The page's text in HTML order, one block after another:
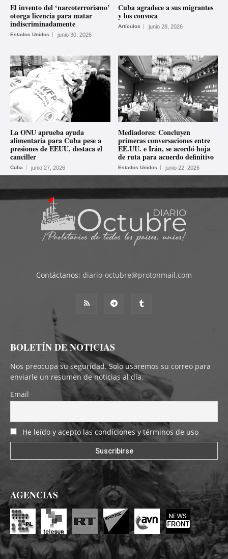
El invento del ‘narcoterrorismo’
otorga licencia para matar
indiscriminadamente
Estados Unidos junio 30, 2026
Cuba agradece a sus migrantes
y los convoca
Artículos junio 28, 2026
La ONU aprueba ayuda
alimentaria para Cuba pese a
presiones de EEUU, destaca el
canciller
Cuba junio 27, 2026
Mediadores: Concluyen
primeras conversaciones entre
EE.UU. e Irán, se acordó hoja
de ruta para acuerdo definitivo
Estados Unidos junio 22, 2026
Contáctanos: diario-octubre@protonmail.com
BOLETÍN DE NOTICIAS
Nos preocupa su seguridad. Solo usaremos su correo para
enviarle un resumen de noticias al día.
Email
He leído y acepto las condiciones y términos de uso
AGENCIAS